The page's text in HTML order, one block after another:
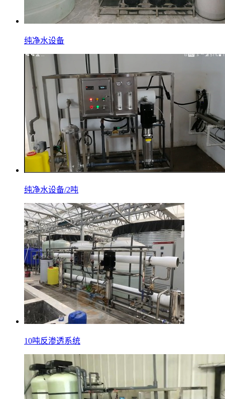
纯净水设备
纯净水设备/2吨
10吨反渗透系统